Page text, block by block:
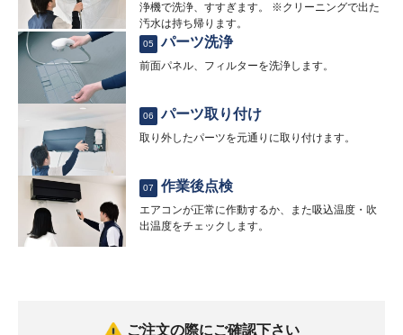
浄機で洗浄、すすぎます。 ※クリーニングで出た
汚水は持ち帰ります。
05 パーツ洗浄
前面パネル、フィルターを洗浄します。
06 パーツ取り付け
取り外したパーツを元通りに取り付けます。
07 作業後点検
エアコンが正常に作動するか、また吸込温度・吹
出温度をチェックします。
ご注文の際にご確認下さい